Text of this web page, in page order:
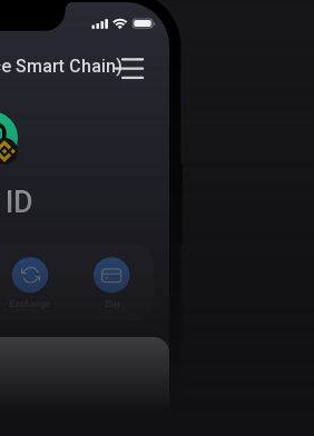
Smart Chain)
ID